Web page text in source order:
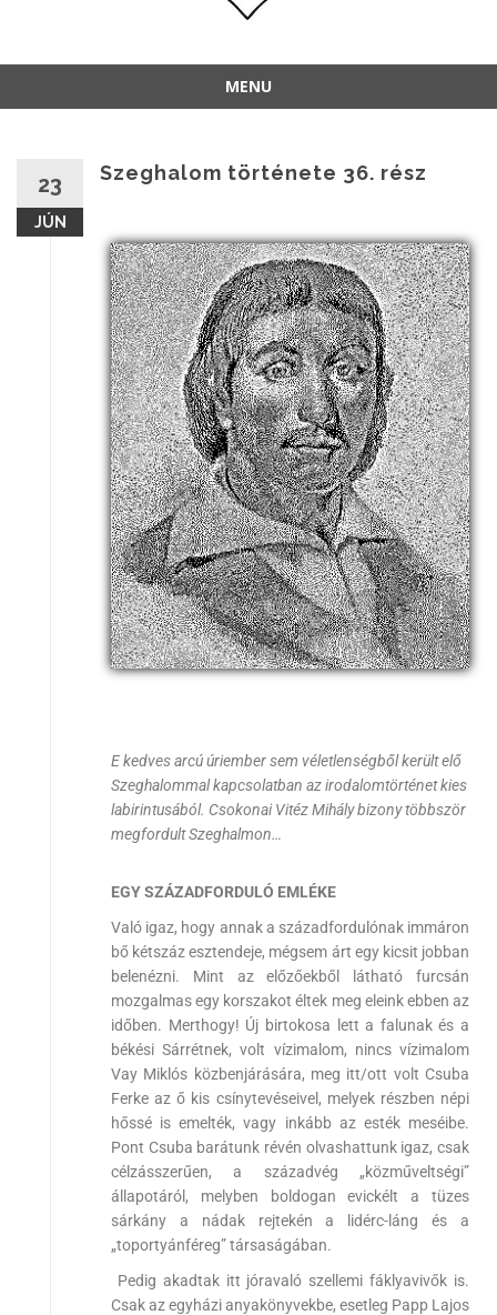
MENU
23
JÚN
Szeghalom története 36. rész
E kedves arcú úriember sem véletlenségből került elő
Szeghalommal kapcsolatban az irodalomtörténet kies
labirintusából. Csokonai Vitéz Mihály bizony többször
megfordult Szeghalmon…
EGY SZÁZADFORDULÓ EMLÉKE
Való igaz, hogy annak a századfordulónak immáron
bő kétszáz esztendeje, mégsem árt egy kicsit jobban
belenézni. Mint az előzőekből látható furcsán
mozgalmas egy korszakot éltek meg eleink ebben az
időben. Merthogy! Új birtokosa lett a falunak és a
békési Sárrétnek, volt vízimalom, nincs vízimalom
Vay Miklós közbenjárására, meg itt/ott volt Csuba
Ferke az ő kis csínytevéseivel, melyek részben népi
hőssé is emelték, vagy inkább az esték meséibe.
Pont Csuba barátunk révén olvashattunk igaz, csak
célzásszerűen, a századvég „közműveltségi”
állapotáról, melyben boldogan evickélt a tüzes
sárkány a nádak rejtekén a lidérc-láng és a
„toportyánféreg” társaságában.
Pedig akadtak itt jóravaló szellemi fáklyavivők is.
Csak az egyházi anyakönyvekbe, esetleg Papp Lajos